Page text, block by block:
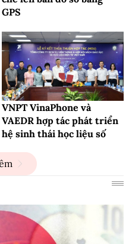
GPS
VNPT VinaPhone và
VAEDR hợp tác phát triển
hệ sinh thái học liệu số